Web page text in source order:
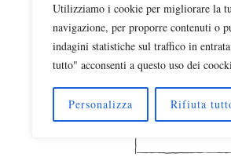
Utilizziamo i cookie per migliorare la
navigazione, per proporre contenuti o
indagini statistiche sul traffico in
tutto" acconsenti a questo uso dei
Personalizza Rifiuta
Testata